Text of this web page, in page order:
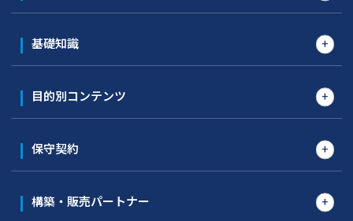
基礎知識
目的別コンテンツ
保守契約
構築・販売パートナー